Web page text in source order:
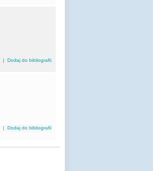
|Dodaj do bibliografii
|Dodaj do bibliografii